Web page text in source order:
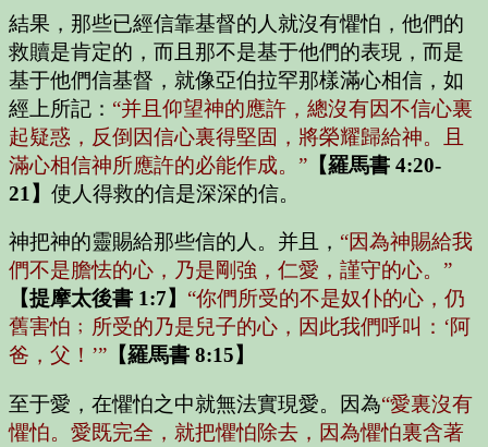
結果，那些已經信靠基督的人就沒有懼怕，他們的
救贖是肯定的，而且那不是基于他們的表現，而是
基于他們信基督，就像亞伯拉罕那樣滿心相信，如
經上所記： “并且仰望神的應許，總沒有因不信心裏
起疑惑，反倒因信心裏得堅固，將榮耀歸給神。且
滿心相信神所應許的必能作成。” 【羅馬書 4:20-
21】 使人得救的信是深深的信。
神把神的靈賜給那些信的人。并且， “因為神賜給我
們不是膽怯的心，乃是剛強，仁愛，謹守的心。”
【提摩太後書 1:7】 “你們所受的不是奴仆的心，仍
舊害怕﹔所受的乃是兒子的心，因此我們呼叫：‘阿
爸，父！’” 【羅馬書 8:15】
至于愛，在懼怕之中就無法實現愛。因為“愛裏沒有
懼怕。愛既完全，就把懼怕除去，因為懼怕裏含著